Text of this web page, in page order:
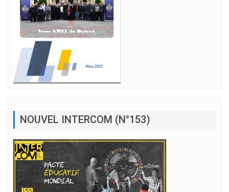
NOUVEL INTERCOM (N°153)